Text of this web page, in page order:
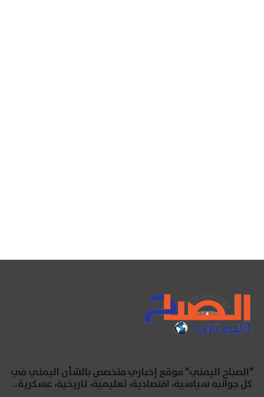
"الصباح اليمني" موقع إخباري متخصص بالشأن اليمني في
كل جوانبه سياسية، اقتصادية، تعليمية، تاريخية، عسكرية..